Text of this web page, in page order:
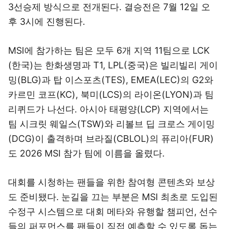
3선승제 방식으로 전개된다. 결승전은 7월 12일 오
후 3시에 진행된다.
MSI에 참가하는 팀은 모두 6개 지역 11팀으로 LCK
(한국)는 한화생명과 T1, LPL(중국)은 빌리빌리 게이
밍(BLG)과 탑 이스포츠(TES), EMEA(LEC)의 G2와
카르민 코프(KC), 북미(LCS)의 라이온(LYON)과 팀
리퀴드가 나선다. 아시아 태평양(LCP) 지역에서는
팀 시크릿 웨일스(TSW)와 리볼브 딥 크로스 게이밍
(DCG)이 출격하며 브라질(CBLOL)의 퓨리아(FUR)
도 2026 MSI 참가 팀에 이름을 올렸다.
대회를 시청하는 팬들을 위한 참여형 콘텐츠와 보상
도 준비됐다. 눈길을 끄는 부분은 MSI 최초로 도입된
수정구 시스템으로 대회 메타와 유행할 챔피언, 선수
들의 퍼포먼스를 팬들이 직접 예측할 수 있도록 돕는